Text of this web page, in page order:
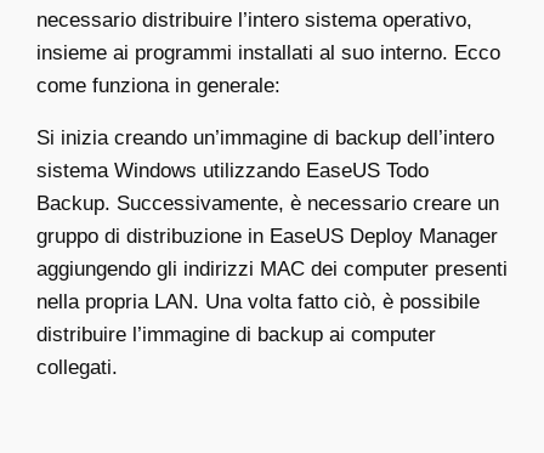
necessario distribuire l’intero sistema operativo,
insieme ai programmi installati al suo interno. Ecco
come funziona in generale:
Si inizia creando un’immagine di backup dell’intero
sistema Windows utilizzando EaseUS Todo
Backup. Successivamente, è necessario creare un
gruppo di distribuzione in EaseUS Deploy Manager
aggiungendo gli indirizzi MAC dei computer presenti
nella propria LAN. Una volta fatto ciò, è possibile
distribuire l’immagine di backup ai computer
collegati.